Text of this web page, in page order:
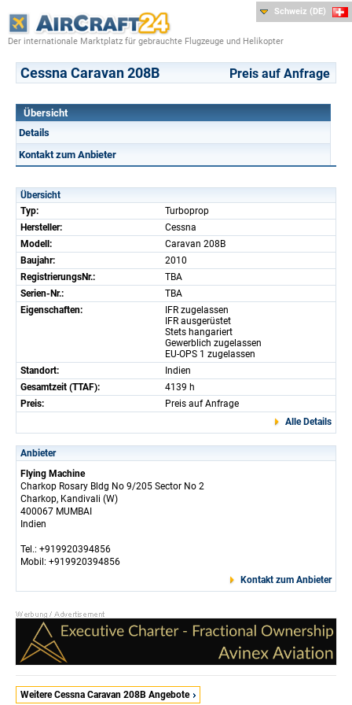
Der internationale Marktplatz für gebrauchte Flugzeuge und Helikopter
Schweiz (DE)
Cessna Caravan 208B Preis auf Anfrage
Übersicht
Details
Kontakt zum Anbieter
Übersicht
Typ:
Turboprop
Hersteller:
Cessna
Modell:
Caravan 208B
Baujahr:
2010
RegistrierungsNr.:
TBA
Serien-Nr.:
TBA
Eigenschaften:
IFR zugelassen
IFR ausgerüstet
Stets hangariert
Gewerblich zugelassen
EU-OPS 1 zugelassen
Standort:
Indien
Gesamtzeit (TTAF):
4139 h
Preis:
Preis auf Anfrage
Alle Details
Anbieter
Flying Machine
Charkop Rosary Bldg No 9/205 Sector No 2
Charkop, Kandivali (W)
400067 MUMBAI
Indien
Tel.: +919920394856
Mobil: +919920394856
Kontakt zum Anbieter
Weitere Cessna Caravan 208B Angebote